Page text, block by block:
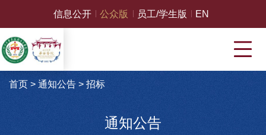
信息公开 公众版 员工/学生版 EN
首页 > 通知公告> 招标
通知公告